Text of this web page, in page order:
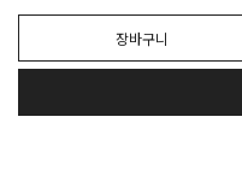
장바구니